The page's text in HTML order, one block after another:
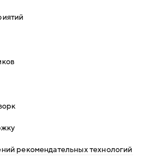
рекомендательных технологий